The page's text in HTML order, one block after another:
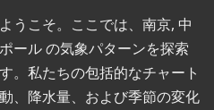
うこそ。ここでは、南京, 中
ール の気象パターンを探索
。私たちの包括的なチャート
、降水量、および季節の変化